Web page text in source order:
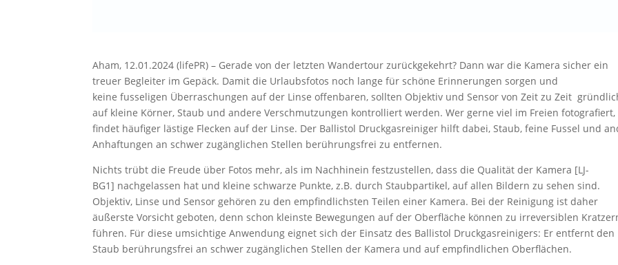
Aham, 12.01.2024 (lifePR) – Gerade von der letzten Wandertour zurückgekehrt? Dann war die Kamera sicher ein
treuer Begleiter im Gepäck. Damit die Urlaubsfotos noch lange für schöne Erinnerungen sorgen und
keine fusseligen Überraschungen auf der Linse offenbaren, sollten Objektiv und Sensor von Zeit zu Zeit
auf kleine Körner, Staub und andere Verschmutzungen kontrolliert werden. Wer gerne viel im Freien fotografiert,
findet häufiger lästige Flecken auf der Linse. Der Ballistol Druckgasreiniger hilft dabei, Staub, feine Fussel und
Anhaftungen an schwer zugänglichen Stellen berührungsfrei zu entfernen.
Nichts trübt die Freude über Fotos mehr, als im Nachhinein festzustellen, dass die Qualität der Kamera [LJ-
BG1] nachgelassen hat und kleine schwarze Punkte, z.B. durch Staubpartikel, auf allen Bildern zu sehen sind.
Objektiv, Linse und Sensor gehören zu den empfindlichsten Teilen einer Kamera. Bei der Reinigung ist daher
äußerste Vorsicht geboten, denn schon kleinste Bewegungen auf der Oberfläche können zu irreversiblen
führen. Für diese umsichtige Anwendung eignet sich der Einsatz des Ballistol Druckgasreinigers: Er entfernt den
Staub berührungsfrei an schwer zugänglichen Stellen der Kamera und auf empfindlichen Oberflächen.